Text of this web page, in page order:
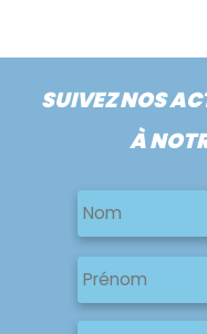
SUIVEZ NOS
À
Nom
Nom
Nom
Prénom
E-